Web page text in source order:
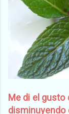
Me di el gusto
disminuyendo